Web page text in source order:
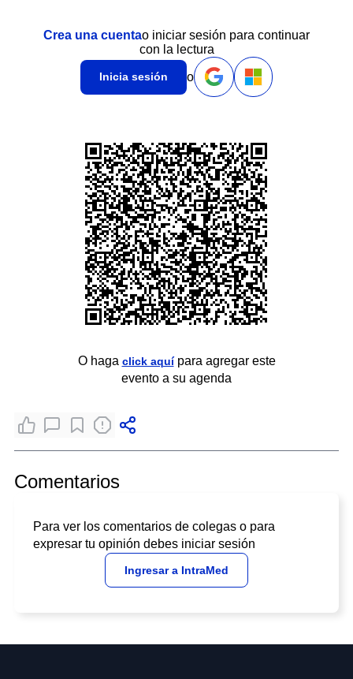
Crea una cuentao iniciar sesión para continuar
con la lectura
Inicia sesión o
O haga click aquípara agregar este
evento a su agenda
Comentarios
Para ver los comentarios de colegas o para
expresar tu opinión debes iniciar sesión
Ingresar a IntraMed